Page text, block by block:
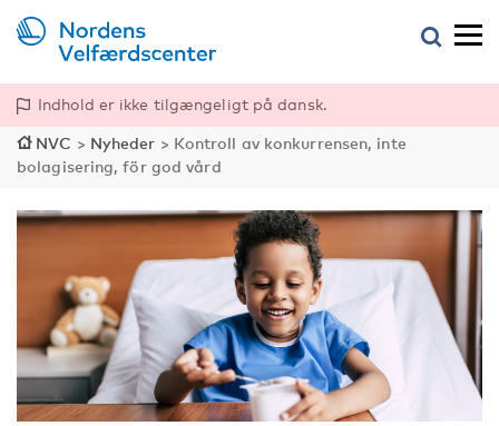
Indhold er ikke tilgængeligt på dansk.
NVC > Nyheder > Kontroll av konkurrensen, inte
bolagisering, för god vård